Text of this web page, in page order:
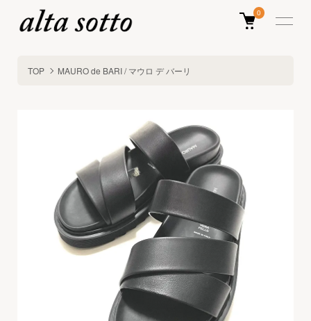
0
TOP MAURO de BARI / マウロ デ バーリ